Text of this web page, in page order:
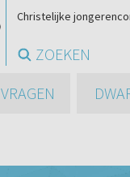
Christelijke
ZOEKEN
VRAGEN